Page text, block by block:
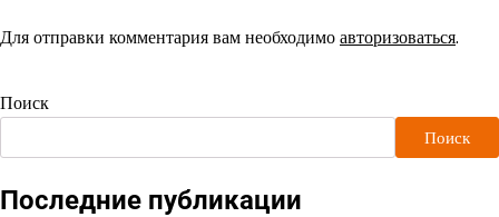
Для отправки комментария вам необходимоавторизоваться.
Поиск
Поиск
Последние публикации